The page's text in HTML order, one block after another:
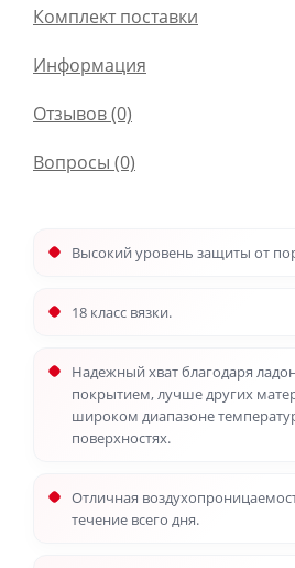
Комплект поставки
Информация
Отзывов (0)
Вопросы (0)
Высокий уровень защиты от
18 класс вязки.
Надежный хват благодаря
покрытием, лучше других
широком диапазоне
поверхностях.
Отличная
течение всего дня.